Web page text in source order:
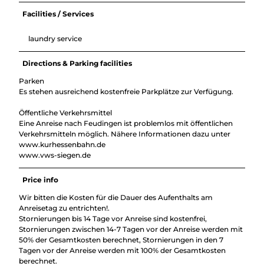
Facilities / Services
laundry service
Directions & Parking facilities
Parken
Es stehen ausreichend kostenfreie Parkplätze zur Verfügung.
Öffentliche Verkehrsmittel
Eine Anreise nach Feudingen ist problemlos mit öffentlichen
Verkehrsmitteln möglich. Nähere Informationen dazu unter
www.kurhessenbahn.de
www.vws-siegen.de
Price info
Wir bitten die Kosten für die Dauer des Aufenthalts am
Anreisetag zu entrichten!.
Stornierungen bis 14 Tage vor Anreise sind kostenfrei,
Stornierungen zwischen 14-7 Tagen vor der Anreise werden mit
50% der Gesamtkosten berechnet, Stornierungen in den 7
Tagen vor der Anreise werden mit 100% der Gesamtkosten
berechnet.